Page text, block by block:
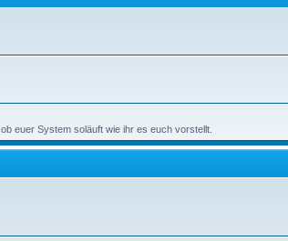
euer System soläuft wie ihr es euch vorstellt.